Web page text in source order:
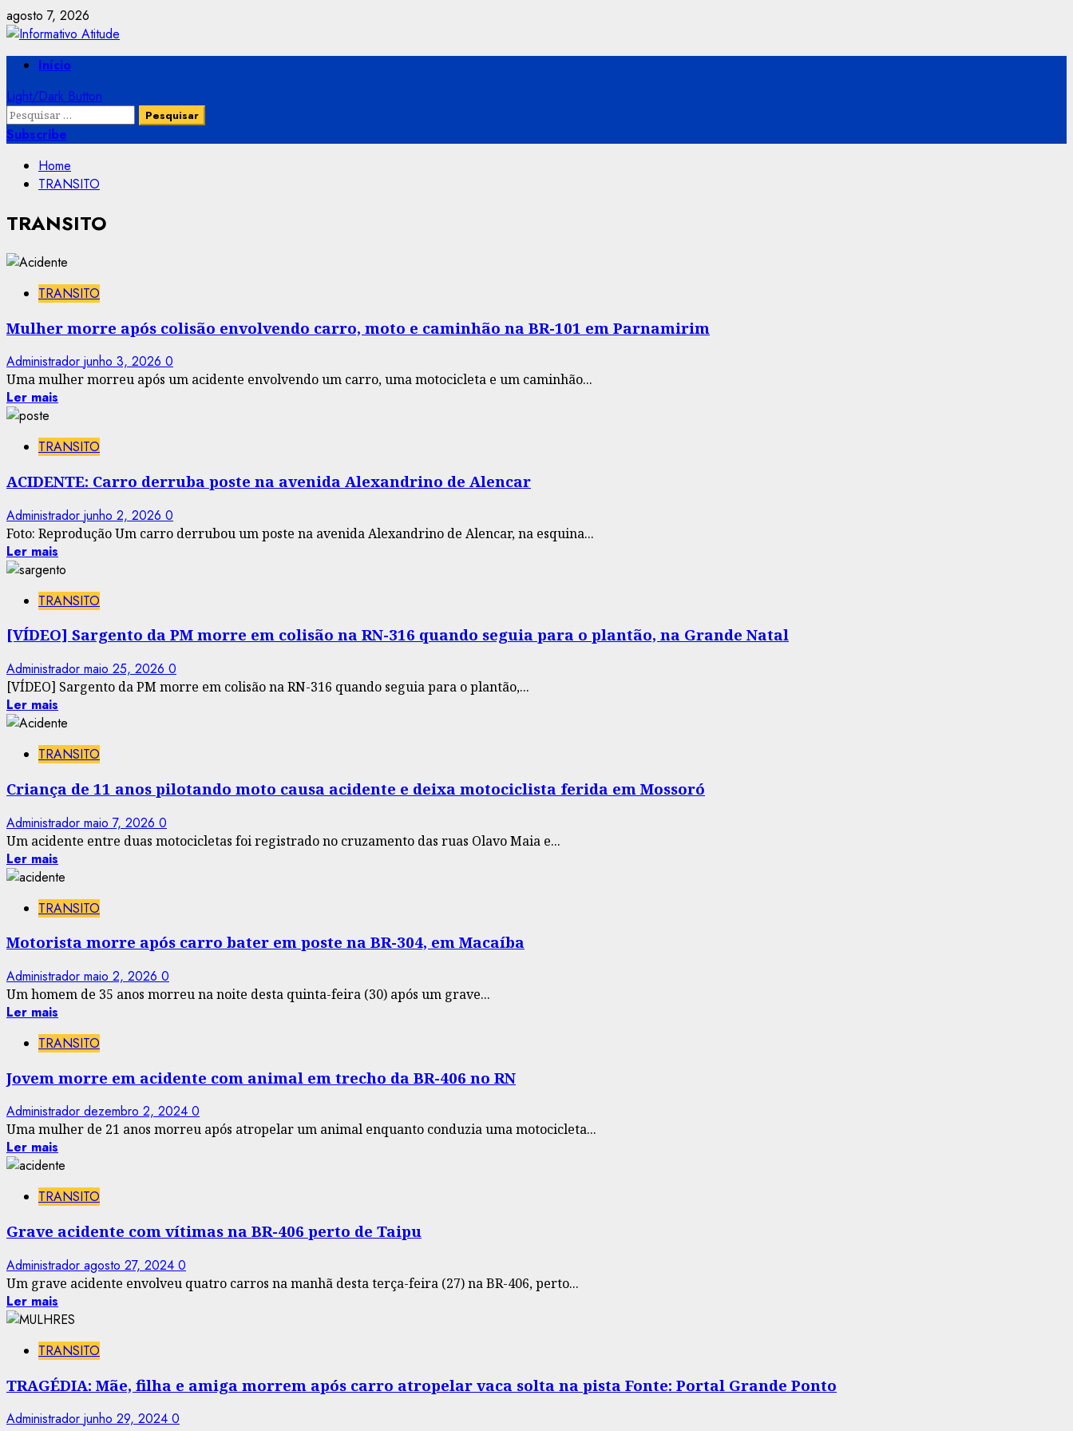
Skip
to
content
agosto 7, 2026
PrimaryInício
Light/Dark Button
Pesquisar
por:
Subscribe
Home
TRANSITO
TRANSITO
TRANSITO
Mulher morre após colisão envolvendo carro, moto e caminhão na BR-101 em Parnamirim
Administrador junho 3, 2026 0
Uma mulher morreu após um acidente envolvendo um carro, uma motocicleta e um caminhão...
Ler mais
TRANSITO
ACIDENTE: Carro derruba poste na avenida Alexandrino de Alencar
Administrador junho 2, 2026 0
Foto: Reprodução Um carro derrubou um poste na avenida Alexandrino de Alencar, na esquina...
Ler mais
TRANSITO
[VÍDEO] Sargento da PM morre em colisão na RN-316 quando seguia para o plantão, na Grande Natal
Administrador maio 25, 2026 0
[VÍDEO] Sargento da PM morre em colisão na RN-316 quando seguia para o plantão,...
Ler mais
TRANSITO
Criança de 11 anos pilotando moto causa acidente e deixa motociclista ferida em Mossoró
Administrador maio 7, 2026 0
Um acidente entre duas motocicletas foi registrado no cruzamento das ruas Olavo Maia e...
Ler mais
TRANSITO
Motorista morre após carro bater em poste na BR-304, em Macaíba
Administrador maio 2, 2026 0
Um homem de 35 anos morreu na noite desta quinta-feira (30) após um grave...
Ler mais
TRANSITO
Jovem morre em acidente com animal em trecho da BR-406 no RN
Administrador dezembro 2, 2024 0
Uma mulher de 21 anos morreu após atropelar um animal enquanto conduzia uma motocicleta...
Ler mais
TRANSITO
Grave acidente com vítimas na BR-406 perto de Taipu
Administrador agosto 27, 2024 0
Um grave acidente envolveu quatro carros na manhã desta terça-feira (27) na BR-406, perto...
Ler mais
TRANSITO
TRAGÉDIA: Mãe, filha e amiga morrem após carro atropelar vaca solta na pista Fonte: Portal Grande Ponto
Administrador junho 29, 2024 0